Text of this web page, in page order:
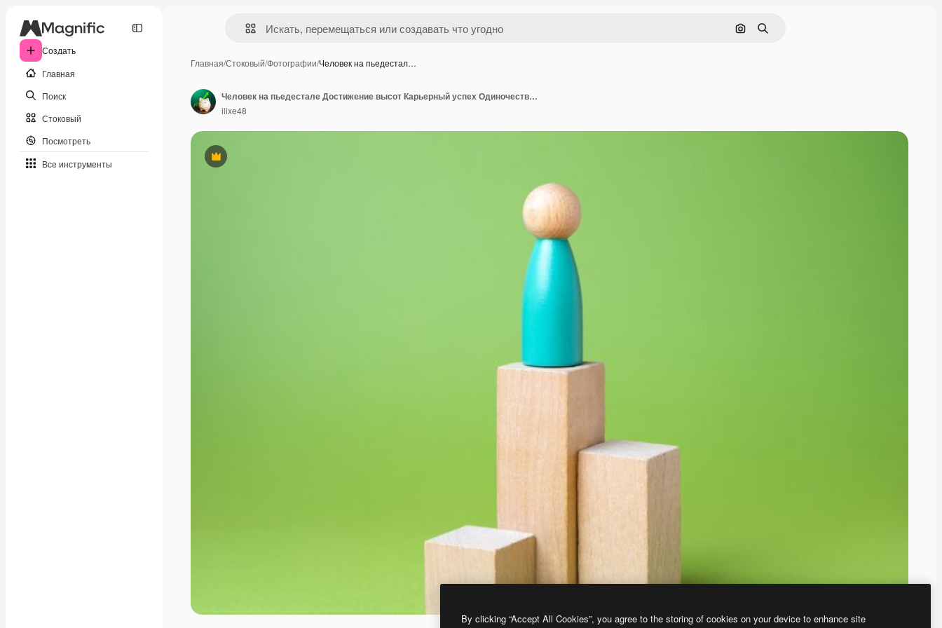
Создать
Главная
Поиск
Стоковый
Посмотреть
Все инструменты
Поиск по изображению
Поиск
Главная/Стоковый/Фотографии/Человек на пьедестал…
Премиум
Человек на пьедестале Достижение высот Карьерный успех Одиночество Образование и приобретение новых навыков Достижение высокого уровня признания достижений
ilixe48
By clicking “Accept All Cookies”, you agree to the storing of cookies on your device to enhance site